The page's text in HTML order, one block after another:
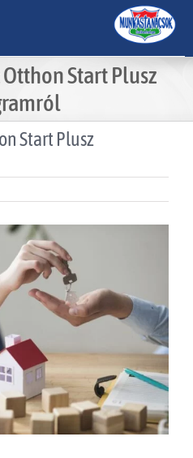
Start Plusz
Start Plusz